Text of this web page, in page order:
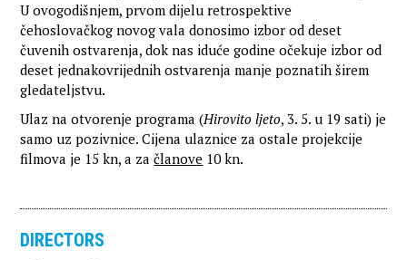
U ovogodišnjem, prvom dijelu retrospektive
čehoslovačkog novog vala donosimo izbor od deset
čuvenih ostvarenja, dok nas iduće godine očekuje izbor od
deset jednakovrijednih ostvarenja manje poznatih širem
gledateljstvu.
Ulaz na otvorenje programa (Hirovito ljeto, 3. 5. u 19 sati) je
samo uz pozivnice. Cijena ulaznice za ostale projekcije
filmova je 15 kn, a začlanove 10 kn.
DIRECTORS